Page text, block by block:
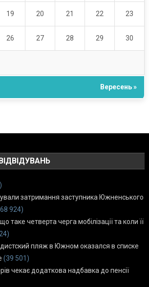
19 20 21 22 23
26 27 28 29 30
Вересень »
затримання заступника Южненського
924)
таке четверта черга мобілізації та коли її
пляж в Южном оказался в списке
(39 501)
чекає додаткова надбавка до пенсії